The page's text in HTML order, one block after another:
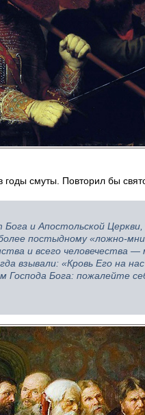
смуты. Повторил бы
и Апостольской
постыдному «ложно-
и всего человечества
взывали: «Кровь Его на
Господа Бога: пожалейте